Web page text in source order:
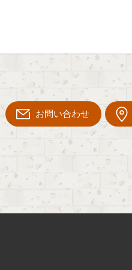
お問い合わせ